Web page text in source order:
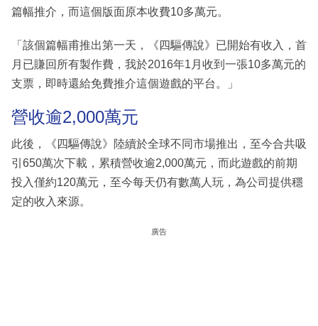
篇幅推介，而這個版面原本收費10多萬元。
「該個篇幅甫推出第一天，《四驅傳說》已開始有收入，首
月已賺回所有製作費，我於2016年1月收到一張10多萬元的
支票，即時還給免費推介這個遊戲的平台。」
營收逾2,000萬元
此後，《四驅傳說》陸續於全球不同市場推出，至今合共吸
引650萬次下載，累積營收逾2,000萬元，而此遊戲的前期
投入僅約120萬元，至今每天仍有數萬人玩，為公司提供穩
定的收入來源。
廣告